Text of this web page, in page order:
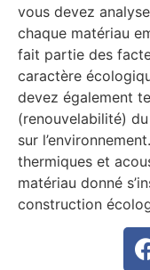
vous devez
chaque matériau
fait partie des
caractère
devez également
(renouvelabilité)
sur
thermiques et
matériau donné
construction